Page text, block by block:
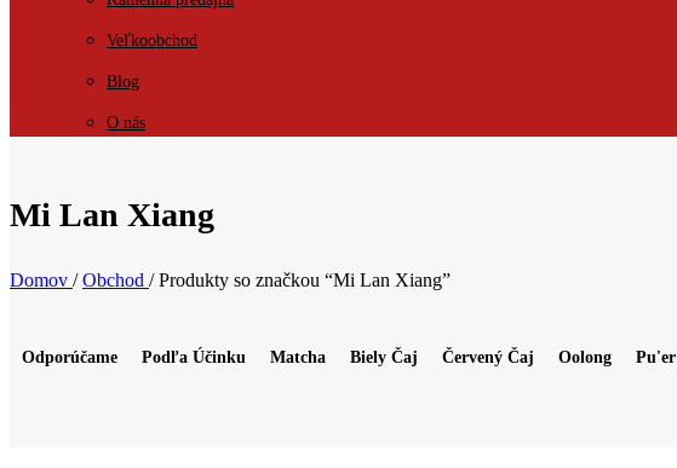
Veľkoobchod
Blog
O nás
Mi Lan Xiang
Domov / Obchod / Produkty so značkou “Mi Lan Xiang”
Odporúčame Podľa Účinku Matcha Biely Čaj Červený Čaj Oolong Pu'er